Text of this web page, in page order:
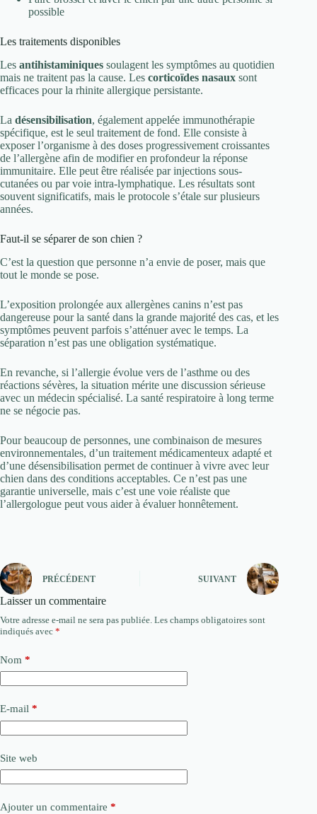
possible
Les traitements disponibles
Les antihistaminiques soulagent les symptômes au quotidien
mais ne traitent pas la cause. Les corticoïdes nasaux sont
efficaces pour la rhinite allergique persistante.
La désensibilisation, également appelée immunothérapie
spécifique, est le seul traitement de fond. Elle consiste à
exposer l’organisme à des doses progressivement croissantes
de l’allergène afin de modifier en profondeur la réponse
immunitaire. Elle peut être réalisée par injections sous-
cutanées ou par voie intra-lymphatique. Les résultats sont
souvent significatifs, mais le protocole s’étale sur plusieurs
années.
Faut-il se séparer de son chien ?
C’est la question que personne n’a envie de poser, mais que
tout le monde se pose.
L’exposition prolongée aux allergènes canins n’est pas
dangereuse pour la santé dans la grande majorité des cas, et les
symptômes peuvent parfois s’atténuer avec le temps. La
séparation n’est pas une obligation systématique.
En revanche, si l’allergie évolue vers de l’asthme ou des
réactions sévères, la situation mérite une discussion sérieuse
avec un médecin spécialisé. La santé respiratoire à long terme
ne se négocie pas.
Pour beaucoup de personnes, une combinaison de mesures
environnementales, d’un traitement médicamenteux adapté et
d’une désensibilisation permet de continuer à vivre avec leur
chien dans des conditions acceptables. Ce n’est pas une
garantie universelle, mais c’est une voie réaliste que
l’allergologue peut vous aider à évaluer honnêtement.
PRÉCÉDENT SUIVANT
Laisser un commentaire
Votre adresse e-mail ne sera pas publiée. Les champs obligatoires sont
indiqués avec *
Nom *
E-mail *
Site web
Ajouter un commentaire *